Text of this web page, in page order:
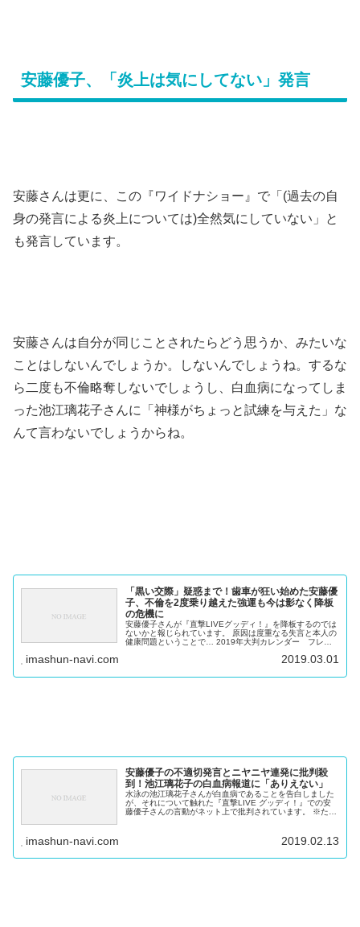
安藤優子、「炎上は気にしてない」発言
安藤さんは更に、この『ワイドナショー』で「(過去の自
身の発言による炎上については)全然気にしていない」と
も発言しています。
安藤さんは自分が同じことされたらどう思うか、みたいな
ことはしないんでしょうか。しないんでしょうね。するな
ら二度も不倫略奪しないでしょうし、白血病になってしま
った池江璃花子さんに「神様がちょっと試練を与えた」な
んて言わないでしょうからね。
「黒い交際」疑惑まで！歯車が狂い始めた安藤優
子、不倫を2度乗り越えた強運も今は影なく降板
の危機に
安藤優子さんが『直撃LIVEグッディ！』を降板するのでは
ないかと報じられています。 原因は度重なる失言と本人の
健康問題ということで… 2019年大判カレンダー フレン
imashun-navi.com 2019.03.01
安藤優子の不適切発言とニヤニヤ連発に批判殺
到！池江璃花子の白血病報道に「ありえない」
水泳の池江璃花子さんが白血病であることを告白しました
が、それについて触れた『直撃LIVE グッディ！』での安
藤優子さんの言動がネット上で批判されています。 ※たま
imashun-navi.com 2019.02.13